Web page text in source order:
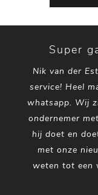
Super
Nik van der
service! Heel
whatsapp. Wij
ondernemer
hij doet en
met onze
weten tot een